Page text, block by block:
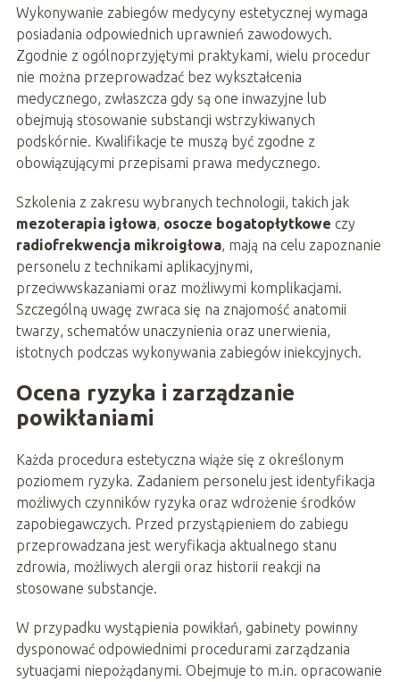
Wykonywanie zabiegów medycyny estetycznej wymaga
posiadania odpowiednich uprawnień zawodowych.
Zgodnie z ogólnoprzyjętymi praktykami, wielu procedur
nie można przeprowadzać bez wykształcenia
medycznego, zwłaszcza gdy są one inwazyjne lub
obejmują stosowanie substancji wstrzykiwanych
podskórnie. Kwalifikacje te muszą być zgodne z
obowiązującymi przepisami prawa medycznego.
Szkolenia z zakresu wybranych technologii, takich jak
mezoterapia igłowa, osocze bogatopłytkowe czy
radiofrekwencja mikroigłowa, mają na celu zapoznanie
personelu z technikami aplikacyjnymi,
przeciwwskazaniami oraz możliwymi komplikacjami.
Szczególną uwagę zwraca się na znajomość anatomii
twarzy, schematów unaczynienia oraz unerwienia,
istotnych podczas wykonywania zabiegów iniekcyjnych.
Ocena ryzyka i zarządzanie
powikłaniami
Każda procedura estetyczna wiąże się z określonym
poziomem ryzyka. Zadaniem personelu jest identyfikacja
możliwych czynników ryzyka oraz wdrożenie środków
zapobiegawczych. Przed przystąpieniem do zabiegu
przeprowadzana jest weryfikacja aktualnego stanu
zdrowia, możliwych alergii oraz historii reakcji na
stosowane substancje.
W przypadku wystąpienia powikłań, gabinety powinny
dysponować odpowiednimi procedurami zarządzania
sytuacjami niepożądanymi. Obejmuje to m.in. opracowanie